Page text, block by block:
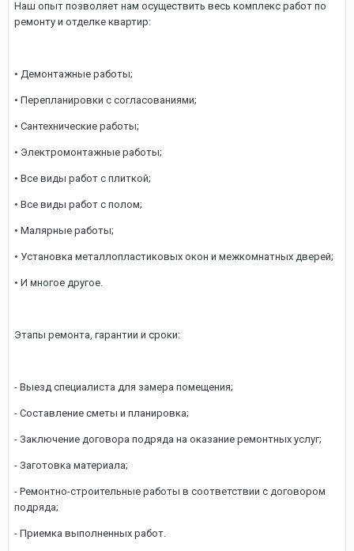
Наш опыт позволяет нам осуществить весь комплекс работ по
ремонту и отделке квартир:
• Демонтажные работы;
• Перепланировки с согласованиями;
• Сантехнические работы;
• Электромонтажные работы;
• Все виды работ с плиткой;
• Все виды работ с полом;
• Малярные работы;
• Установка металлопластиковых окон и межкомнатных дверей;
• И многое другое.
Этапы ремонта, гарантии и сроки:
- Выезд специалиста для замера помещения;
- Составление сметы и планировка;
- Заключение договора подряда на оказание ремонтных услуг;
- Заготовка материала;
- Ремонтно-строительные работы в соответствии с договором
подряда;
- Приемка выполненных работ.